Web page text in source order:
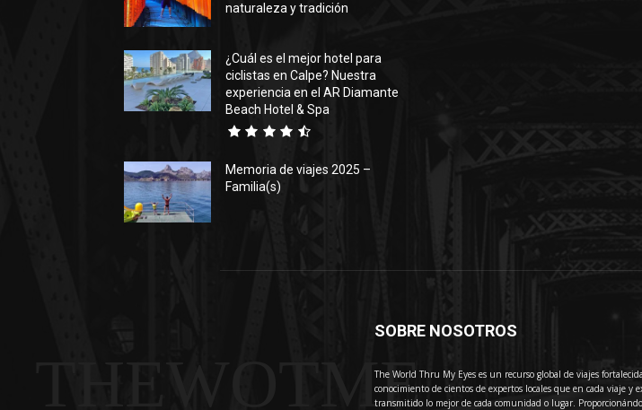
naturaleza y tradición
¿Cuál es el mejor hotel para
ciclistas en Calpe? Nuestra
experiencia en el AR Diamante
Beach Hotel & Spa
Memoria de viajes 2025 –
Familia(s)
THEWOTME
SOBRE NOSOTROS
The World Thru My Eyes es un recurso global de viajes
conocimiento de cientos de expertos locales que en cada viaje y
transmitido lo mejor de cada comunidad o lugar.